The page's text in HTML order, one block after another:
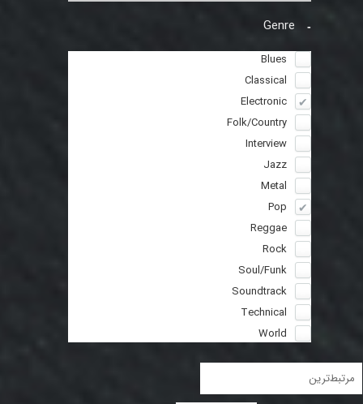
Genre
Blues
Classical
Electronic
Folk/Country
Interview
Jazz
Metal
Pop
Reggae
Rock
Soul/Funk
Soundtrack
Technical
World
مرتبط‌ترین